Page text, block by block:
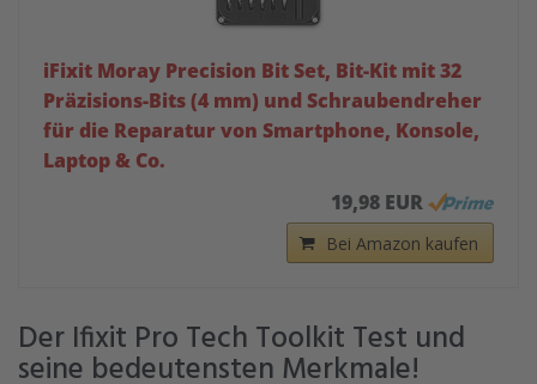
iFixit Moray Precision Bit Set, Bit-Kit mit 32
Präzisions-Bits (4 mm) und Schraubendreher
für die Reparatur von Smartphone, Konsole,
Laptop & Co.
19,98 EUR
Bei Amazon kaufen
Der Ifixit Pro Tech Toolkit Test und
seine bedeutensten Merkmale!